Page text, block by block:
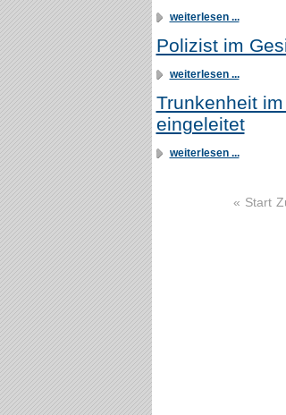
weiterlesen ...
Polizist im
weiterlesen ...
Trunkenheit
eingeleitet
weiterlesen ...
« Start